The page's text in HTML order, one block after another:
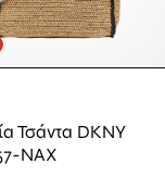
Τσάντα DKNY
NAX